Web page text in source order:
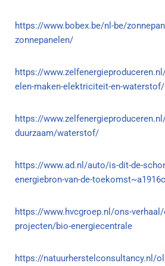
https://www.bobex.be/nl-be/
zonnepanelen/
https://
elen-maken-elektriciteit-en-waterstof/
https://
duurzaam/waterstof/
https://www.ad.nl/auto/is-dit-de-
energiebron-van-de-
https://www.hvcgroep.nl/ons-verhaal/
projecten/bio-energiecentrale
https://natuurherstelconsultancy.nl/